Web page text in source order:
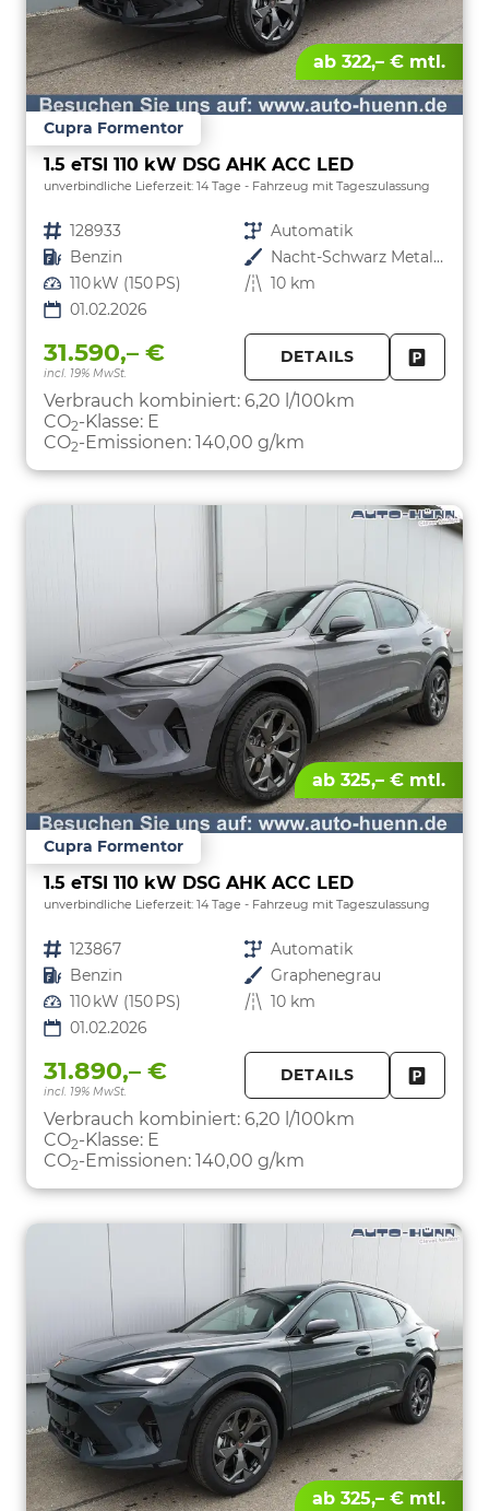
ab 322,– € mtl.
Cupra Formentor
1.5 eTSI 110 kW DSG AHK ACC LED
unverbindliche Lieferzeit: 14 Tage Fahrzeug mit Tageszulassung
Fahrzeugnr. 128933 Getriebe Automatik
Kraftstoff Benzin Außenfarbe
Nacht-Schwarz Metallic
Leistung 110 kW (150 PS) Kilometerstand 10 km
01.02.2026
31.590,– €
incl. 19% MwSt.
DETAILS
Verbrauch kombiniert: 6,20 l/100km
CO2-Klasse: E
CO2-Emissionen: 140,00 g/km
ab 325,– € mtl.
Cupra Formentor
1.5 eTSI 110 kW DSG AHK ACC LED
unverbindliche Lieferzeit: 14 Tage Fahrzeug mit Tageszulassung
Fahrzeugnr. 123867 Getriebe Automatik
Kraftstoff Benzin Außenfarbe Graphenegrau
Leistung 110 kW (150 PS) Kilometerstand 10 km
01.02.2026
31.890,– €
incl. 19% MwSt.
DETAILS
Verbrauch kombiniert: 6,20 l/100km
CO2-Klasse: E
CO2-Emissionen: 140,00 g/km
ab 325,– € mtl.